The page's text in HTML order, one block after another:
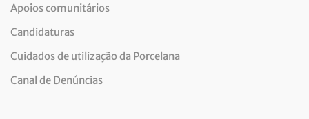
Apoios comunitários
Candidaturas
Cuidados de utilização da Porcelana
Canal de Denúncias